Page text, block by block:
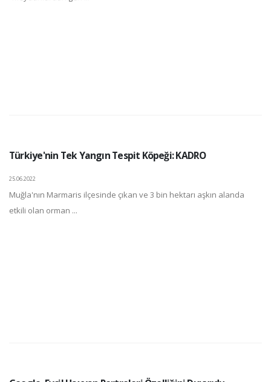
Türkiye'nin Tek Yangın Tespit Köpeği: KADRO
25.06.2022
Muğla'nın Marmaris ilçesinde çıkan ve 3 bin hektarı aşkın alanda
etkili olan orman ...